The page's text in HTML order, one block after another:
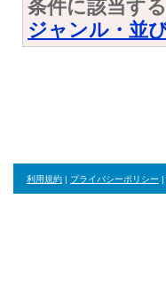
条件に該当す
ジャンル・並
利用規約 | プライバシーポリシー |